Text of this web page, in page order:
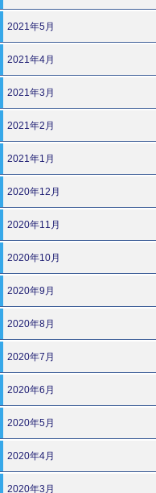
2021年5月
2021年4月
2021年3月
2021年2月
2021年1月
2020年12月
2020年11月
2020年10月
2020年9月
2020年8月
2020年7月
2020年6月
2020年5月
2020年4月
2020年3月